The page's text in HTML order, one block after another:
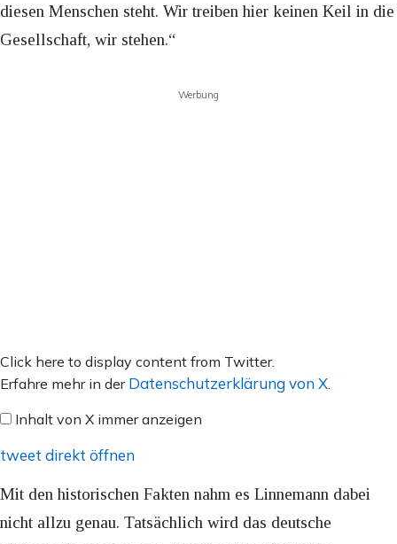
diesen Menschen steht. Wir treiben hier keinen Keil in die
Gesellschaft, wir stehen.“
Werbung
Inhalt
von
anzeigen
Click here to display content from Twitter.
Erfahre mehr in der Datenschutzerklärung von X.
Inhalt von X immer anzeigen
tweet direkt öffnen
Mit den historischen Fakten nahm es Linnemann dabei
nicht allzu genau. Tatsächlich wird das deutsche